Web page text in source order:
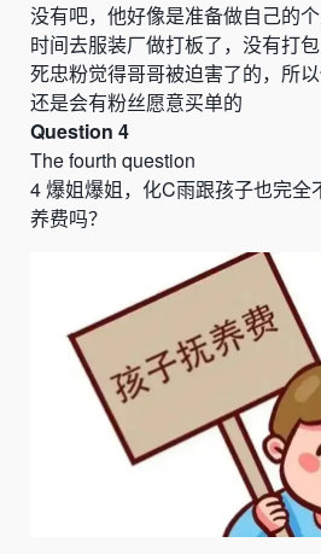
没有吧，他好像是准备做自己的
时间去服装厂做打板了，没有打
死忠粉觉得哥哥被迫害了的，所以
还是会有粉丝愿意买单的
Question 4
The fourth question
4爆姐爆姐，化C雨跟孩子也完全
养费吗？